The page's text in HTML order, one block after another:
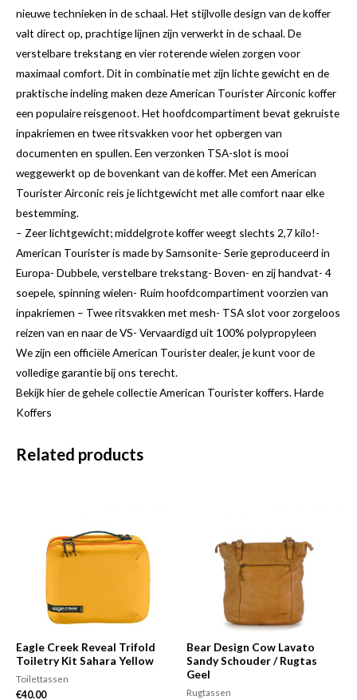
nieuwe technieken in de schaal. Het stijlvolle design van de koffer
valt direct op, prachtige lijnen zijn verwerkt in de schaal. De
verstelbare trekstang en vier roterende wielen zorgen voor
maximaal comfort. Dit in combinatie met zijn lichte gewicht en de
praktische indeling maken deze American Tourister Airconic koffer
een populaire reisgenoot. Het hoofdcompartiment bevat gekruiste
inpakriemen en twee ritsvakken voor het opbergen van
documenten en spullen. Een verzonken TSA-slot is mooi
weggewerkt op de bovenkant van de koffer. Met een American
Tourister Airconic reis je lichtgewicht met alle comfort naar elke
bestemming.
– Zeer lichtgewicht; middelgrote koffer weegt slechts 2,7 kilo!-
American Tourister is made by Samsonite- Serie geproduceerd in
Europa- Dubbele, verstelbare trekstang- Boven- en zij handvat- 4
soepele, spinning wielen- Ruim hoofdcompartiment voorzien van
inpakriemen – Twee ritsvakken met mesh- TSA slot voor zorgeloos
reizen van en naar de VS- Vervaardigd uit 100% polypropyleen
We zijn een officiële American Tourister dealer, je kunt voor de
volledige garantie bij ons terecht.
Bekijk hier de gehele collectie American Tourister koffers. Harde
Koffers
Related products
Eagle Creek Reveal Trifold
Toiletry Kit Sahara Yellow
Toilettassen
€40.00
Bear Design Cow Lavato
Sandy Schouder / Rugtas
Geel
Rugtassen